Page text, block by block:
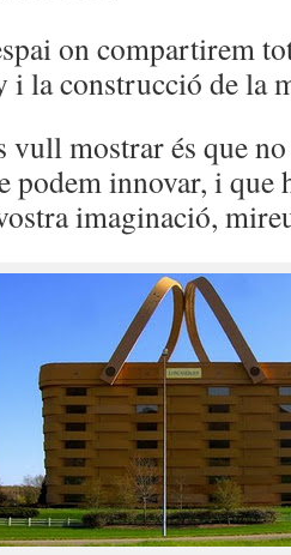
on compartirem
i la construcció de la
mostrar és que
podem innovar, i que
imaginació,